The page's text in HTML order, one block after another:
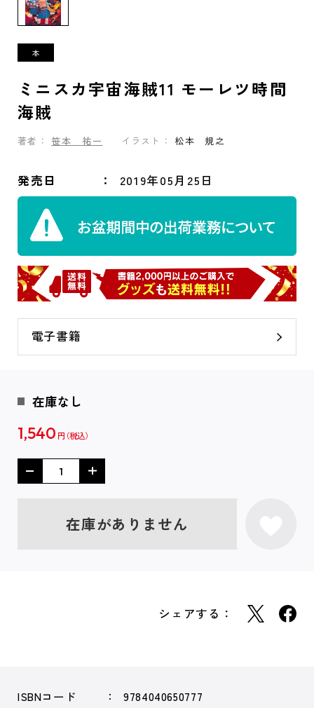
ミニスカ宇宙海賊11 モーレツ時間
海賊
著者： 笹本 祐一 イラスト： 松本 規之
発売日 2019年05月25日
電子書籍
在庫なし
1,540 円
在庫がありません
シェアする：
ISBNコード
9784040650777